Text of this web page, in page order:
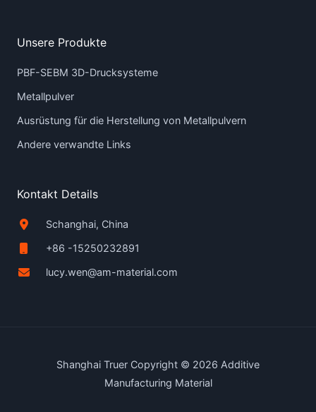
Unsere Produkte
PBF-SEBM 3D-Drucksysteme
Metallpulver
Ausrüstung für die Herstellung von Metallpulvern
Andere verwandte Links
Kontakt Details
Schanghai, China
+86 -15250232891
lucy.wen@am-material.com
Shanghai Truer Copyright © 2026 Additive
Manufacturing Material